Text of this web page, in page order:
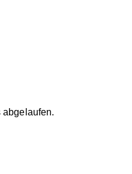
abgelaufen.